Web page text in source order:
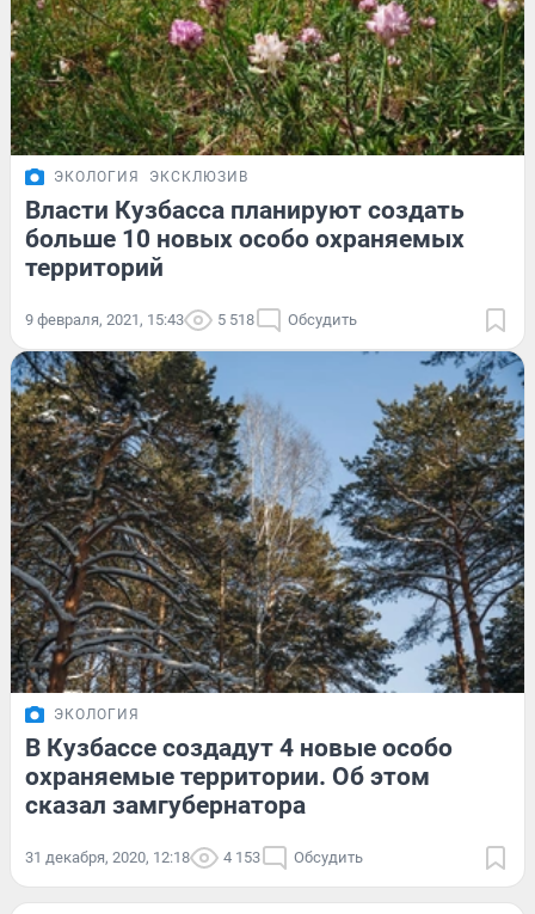
ЭКОЛОГИЯ ЭКСКЛЮЗИВ
Власти Кузбасса планируют создать
больше 10 новых особо охраняемых
территорий
9 февраля, 2021, 15:43 5 518 Обсудить
ЭКОЛОГИЯ
В Кузбассе создадут 4 новые особо
охраняемые территории. Об этом
сказал замгубернатора
31 декабря, 2020, 12:18 4 153 Обсудить